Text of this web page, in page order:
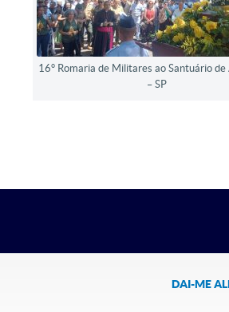
16° Romaria de Militares ao Santuário de
– SP
DAI-ME